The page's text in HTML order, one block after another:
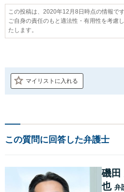
この投稿は、2020年12月8日時点の情報です
ご自身の責任のもと適法性・有用性を考慮
たします。
マイリストに入れる
この質問に回答した弁護士
磯田
也 弁